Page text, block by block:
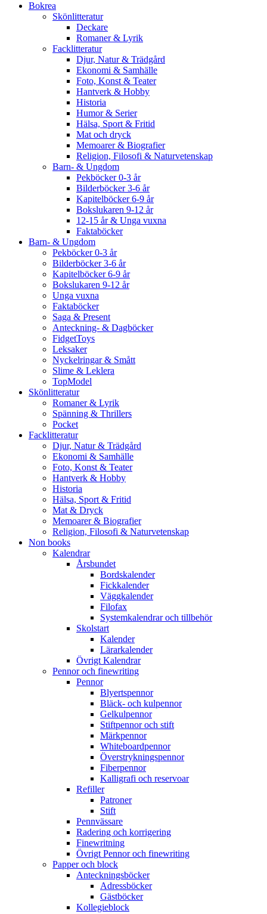
Bokrea
Skönlitteratur
Deckare
Romaner & Lyrik
Facklitteratur
Djur, Natur & Trädgård
Ekonomi & Samhälle
Foto, Konst & Teater
Hantverk & Hobby
Historia
Humor & Serier
Hälsa, Sport & Fritid
Mat och dryck
Memoarer & Biografier
Religion, Filosofi & Naturvetenskap
Barn- & Ungdom
Pekböcker 0-3 år
Bilderböcker 3-6 år
Kapitelböcker 6-9 år
Bokslukaren 9-12 år
12-15 år & Unga vuxna
Faktaböcker
Barn- & Ungdom
Pekböcker 0-3 år
Bilderböcker 3-6 år
Kapitelböcker 6-9 år
Bokslukaren 9-12 år
Unga vuxna
Faktaböcker
Saga & Present
Anteckning- & Dagböcker
FidgetToys
Leksaker
Nyckelringar & Smått
Slime & Leklera
TopModel
Skönlitteratur
Romaner & Lyrik
Spänning & Thrillers
Pocket
Facklitteratur
Djur, Natur & Trädgård
Ekonomi & Samhälle
Foto, Konst & Teater
Hantverk & Hobby
Historia
Hälsa, Sport & Fritid
Mat & Dryck
Memoarer & Biografier
Religion, Filosofi & Naturvetenskap
Non books
Kalendrar
Årsbundet
Bordskalender
Fickkalender
Väggkalender
Filofax
Systemkalendrar och tillbehör
Skolstart
Kalender
Lärarkalender
Övrigt Kalendrar
Pennor och finewriting
Pennor
Blyertspennor
Bläck- och kulpennor
Gelkulpennor
Stiftpennor och stift
Märkpennor
Whiteboardpennor
Överstrykningspennor
Fiberpennor
Kalligrafi och reservoar
Refiller
Patroner
Stift
Pennvässare
Radering och korrigering
Finewritning
Övrigt Pennor och finewriting
Papper och block
Anteckningsböcker
Adressböcker
Gästböcker
Kollegieblock